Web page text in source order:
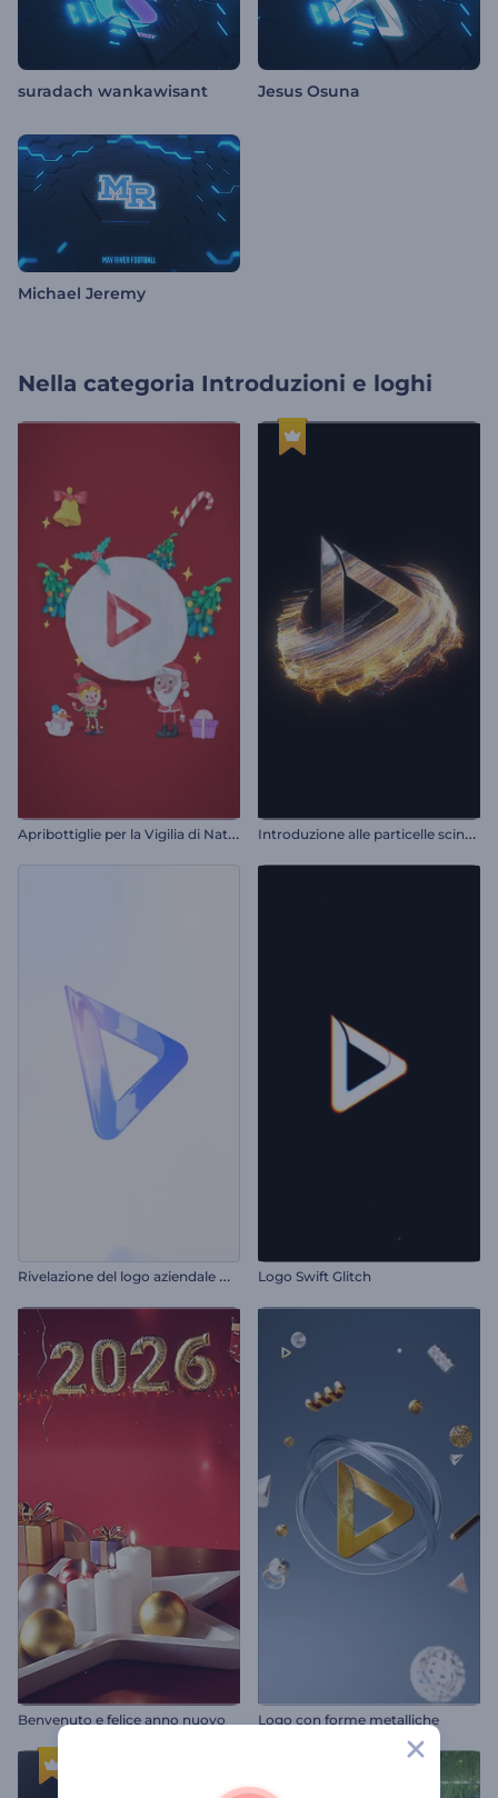
suradach wankawisant Jesus Osuna
Michael Jeremy
Nella categoria Introduzioni e loghi
A
pribottiglie per la Vigilia di Natale I
ntroduzione alle particelle scintillanti vorticose
R
ivelazione del logo aziendale minimalista Logo Swift Glitch
Benvenuto e felice anno nuovo Logo con forme metalliche